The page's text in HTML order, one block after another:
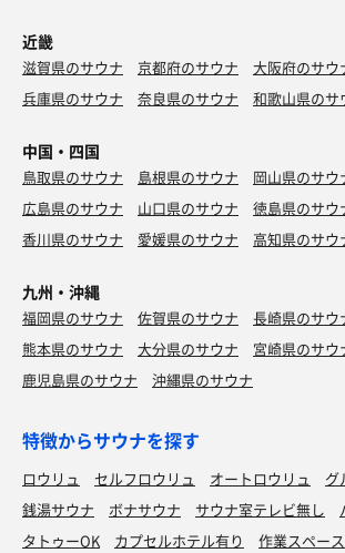
近畿
滋賀県のサウナ 京都府のサウナ
大阪府のサウ
兵庫県のサウナ
奈良県のサウナ 和歌山県のサ
中国・四国
鳥取県のサウナ 島根県のサウナ
岡山県のサウ
広島県のサウナ
山口県のサウナ
徳島県のサウ
香川県のサウナ
愛媛県のサウナ 高知県のサウ
九州・沖縄
福岡県のサウナ 佐賀県のサウナ
長崎県のサウ
熊本県のサウナ
大分県のサウナ
宮崎県のサウ
鹿児島県のサウナ
沖縄県のサウナ
特徴からサウナを探す
ロウリュ セルフロウリュ オートロウリュ
グ
銭湯サウナ
ボナサウナ サウナ室テレビ無し
タトゥーOK
カプセルホテル有り
作業スペー